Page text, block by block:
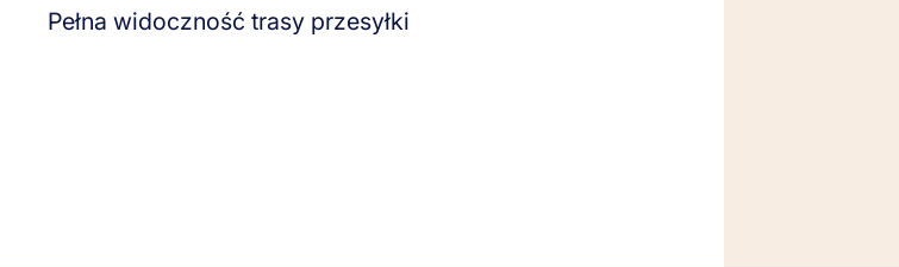
Pełna widoczność trasy przesyłki